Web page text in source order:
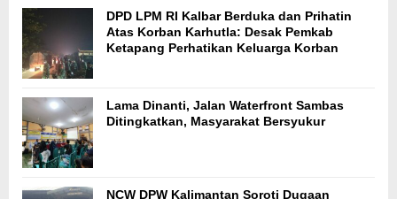
DPD LPM RI Kalbar Berduka dan Prihatin
Atas Korban Karhutla: Desak Pemkab
Ketapang Perhatikan Keluarga Korban
Lama Dinanti, Jalan Waterfront Sambas
Ditingkatkan, Masyarakat Bersyukur
NCW DPW Kalimantan Soroti Dugaan